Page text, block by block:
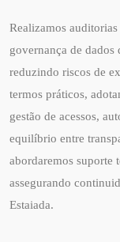
Realizamos
governança de
reduzindo riscos de
termos práticos,
gestão de acessos,
equilíbrio entre
abordaremos suporte
assegurando
Estaiada.